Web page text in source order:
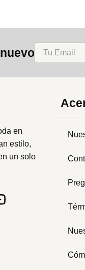
en
estilo,
un solo